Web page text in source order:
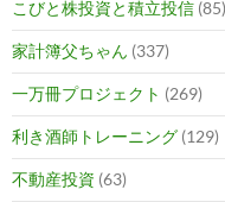
こびと株投資と積立投信 (85)
家計簿父ちゃん (337)
一万冊プロジェクト (269)
利き酒師トレーニング (129)
不動産投資 (63)